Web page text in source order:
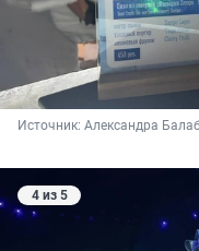
Источник: Александра
4 из 5